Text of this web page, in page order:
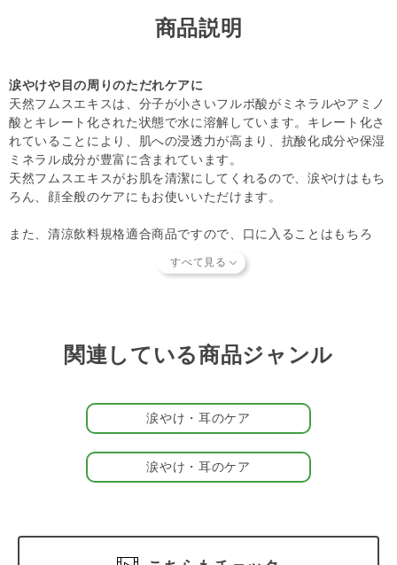
ない場合がございます。
(「発送予定日のお知らせメール」をお送りする前であれ
ただけます。）
商品説明
涙やけや目の周りのただれケアに
天然フムスエキスは、分子が小さいフルボ酸がミネラルやアミノ
酸とキレート化された状態で水に溶解しています。キレート化さ
れていることにより、肌への浸透力が高まり、抗酸化成分や保湿
ミネラル成分が豊富に含まれています。
天然フムスエキスがお肌を清潔にしてくれるので、涙やけはもち
ろん、顔全般のケアにもお使いいただけます。
また、清涼飲料規格適合商品ですので、口に入ることはもちろ
関連している商品ジャンル
涙やけ・耳のケア
涙やけ・耳のケア